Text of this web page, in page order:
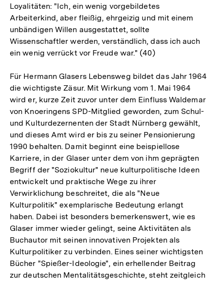
Loyalitäten: "Ich, ein wenig vorgebildetes
Arbeiterkind, aber fleißig, ehrgeizig und mit einem
unbändigen Willen ausgestattet, sollte
Wissenschaftler werden, verständlich, dass ich auch
ein wenig verrückt vor Freude war." (40)
Für Hermann Glasers Lebensweg bildet das Jahr 1964
die wichtigste Zäsur. Mit Wirkung vom 1. Mai 1964
wird er, kurze Zeit zuvor unter dem Einfluss Waldemar
von Knoeringens SPD-Mitglied geworden, zum Schul-
und Kulturdezernenten der Stadt Nürnberg gewählt,
und dieses Amt wird er bis zu seiner Pensionierung
1990 behalten. Damit beginnt eine beispiellose
Karriere, in der Glaser unter dem von ihm geprägten
Begriff der "Soziokultur" neue kulturpolitische Ideen
entwickelt und praktische Wege zu ihrer
Verwirklichung beschreitet, die als "Neue
Kulturpolitik" exemplarische Bedeutung erlangt
haben. Dabei ist besonders bemerkenswert, wie es
Glaser immer wieder gelingt, seine Aktivitäten als
Buchautor mit seinen innovativen Projekten als
Kulturpolitiker zu verbinden. Eines seiner wichtigsten
Bücher "Spießer-Ideologie", ein erhellender Beitrag
zur deutschen Mentalitätsgeschichte, steht zeitgleich